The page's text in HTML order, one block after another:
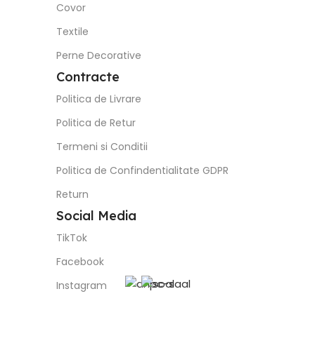
Covor
Textile
Perne Decorative
Contracte
Politica de Livrare
Politica de Retur
Termeni si Conditii
Politica de Confindentialitate GDPR
Return
Social Media
TikTok
Facebook
Instagram